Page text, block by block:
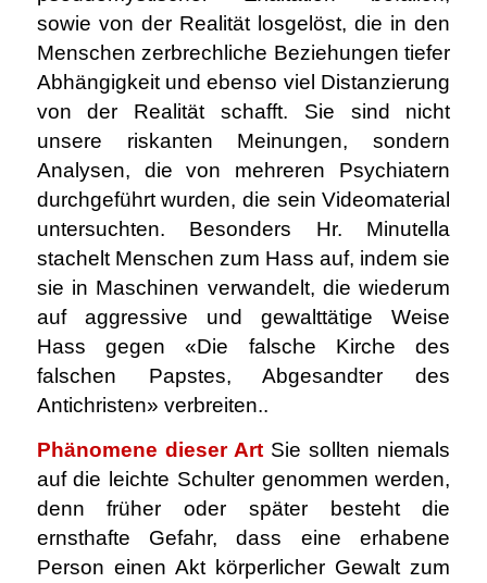
sowie von der Realität losgelöst, die in den
Menschen zerbrechliche Beziehungen tiefer
Abhängigkeit und ebenso viel Distanzierung
von der Realität schafft. Sie sind nicht
unsere riskanten Meinungen, sondern
Analysen, die von mehreren Psychiatern
durchgeführt wurden, die sein Videomaterial
untersuchten. Besonders Hr. Minutella
stachelt Menschen zum Hass auf, indem sie
sie in Maschinen verwandelt, die wiederum
auf aggressive und gewalttätige Weise
Hass gegen «Die falsche Kirche des
falschen Papstes, Abgesandter des
Antichristen» verbreiten..
Phänomene dieser Art Sie sollten niemals
auf die leichte Schulter genommen werden,
denn früher oder später besteht die
ernsthafte Gefahr, dass eine erhabene
Person einen Akt körperlicher Gewalt zum